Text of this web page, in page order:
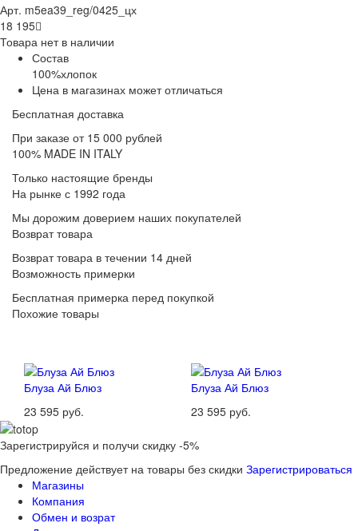
Арт. m5ea39_reg/0425_цх
18 195
Товара нет в наличии
Состав
100%хлопок
Цена в магазинах может отличаться
Бесплатная доставка
При заказе от 15 000 рублей
100% MADE IN ITALY
Только настоящие бренды
На рынке с 1992 года
Мы дорожим доверием наших покупателей
Возврат товара
Возврат товара в течении 14 дней
Возможность примерки
Бесплатная примерка перед покупкой
Похожие товары
Блуза Ай Блюз
23 595 руб.
Блуза Ай Блюз
23 595 руб.
Зарегистрируйся и получи скидку -5%
Предложение действует на товары без скидки Зарегистрироваться
Магазины
Компания
Обмен и возрат